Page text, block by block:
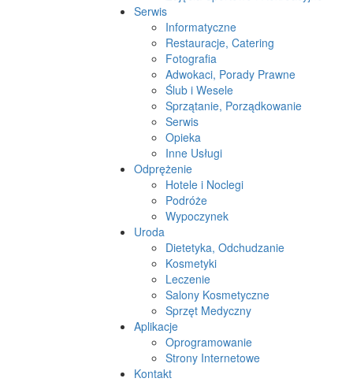
Serwis
Informatyczne
Restauracje, Catering
Fotografia
Adwokaci, Porady Prawne
Ślub i Wesele
Sprzątanie, Porządkowanie
Serwis
Opieka
Inne Usługi
Odprężenie
Hotele i Noclegi
Podróże
Wypoczynek
Uroda
Dietetyka, Odchudzanie
Kosmetyki
Leczenie
Salony Kosmetyczne
Sprzęt Medyczny
Aplikacje
Oprogramowanie
Strony Internetowe
Kontakt